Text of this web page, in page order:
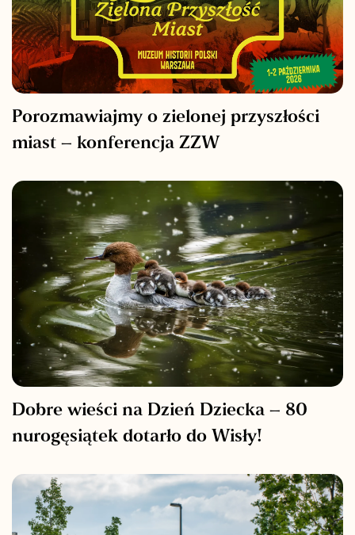
Porozmawiajmy o zielonej przyszłości
miast – konferencja ZZW
Dobre wieści na Dzień Dziecka – 80
nurogęsiątek dotarło do Wisły!